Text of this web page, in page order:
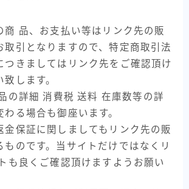
商 品、お支払い等はリンク先の販
取引となりますので、特定商取引法
つきましてはリンク先をご確認頂け
します。
の詳細 消費税 送料 在庫数等の詳
る場合も御座います。
金保証に関しましてもリンク先の販
ものです。当サイトだけではなくリ
も良くご確認頂けますようお願い